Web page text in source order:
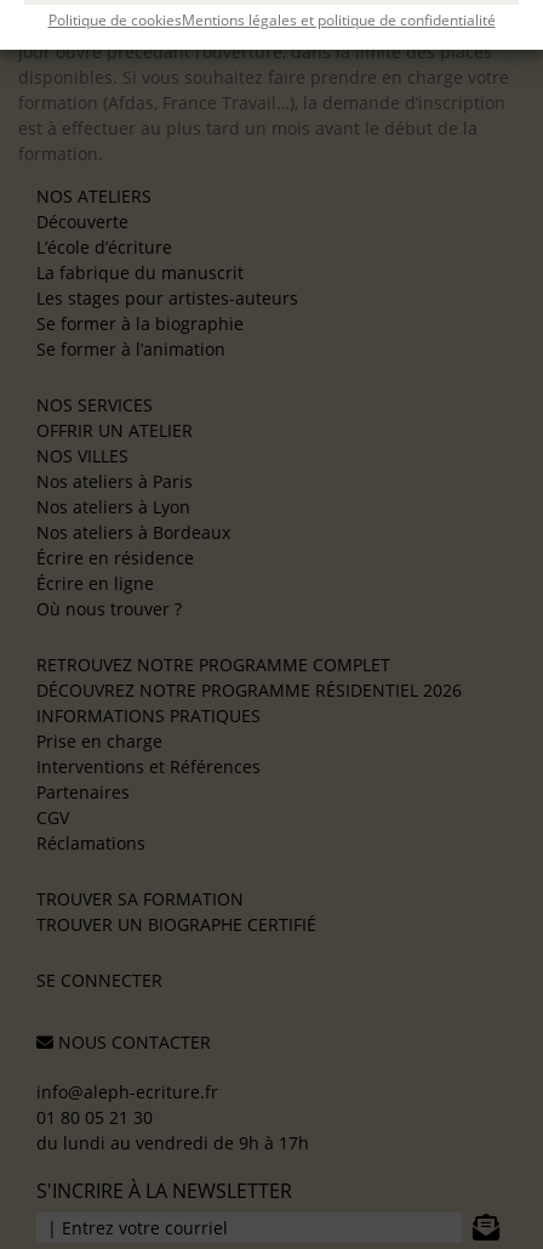
Politique de cookiesMentions légales et politique de confidentialité
inscriptions à nos activités sont ouvertes jusqu’au dernier
jour ouvré précédant l’ouverture, dans la limite des places
disponibles. Si vous souhaitez faire prendre en charge votre
formation (Afdas, France Travail…), la demande d’inscription
est à effectuer au plus tard un mois avant le début de la
formation.
NOS ATELIERS
Découverte
L’école d’écriture
La fabrique du manuscrit
Les stages pour artistes-auteurs
Se former à la biographie
Se former à l’animation
NOS SERVICES
OFFRIR UN ATELIER
NOS VILLES
Nos ateliers à Paris
Nos ateliers à Lyon
Nos ateliers à Bordeaux
Écrire en résidence
Écrire en ligne
Où nous trouver ?
RETROUVEZ NOTRE PROGRAMME COMPLET
DÉCOUVREZ NOTRE PROGRAMME RÉSIDENTIEL 2026
INFORMATIONS PRATIQUES
Prise en charge
Interventions et Références
Partenaires
CGV
Réclamations
TROUVER SA FORMATION
TROUVER UN BIOGRAPHE CERTIFIÉ
SE CONNECTER
NOUS CONTACTER
info@aleph-ecriture.fr
01 80 05 21 30
du lundi au vendredi de 9h à 17h
S'INCRIRE À LA NEWSLETTER